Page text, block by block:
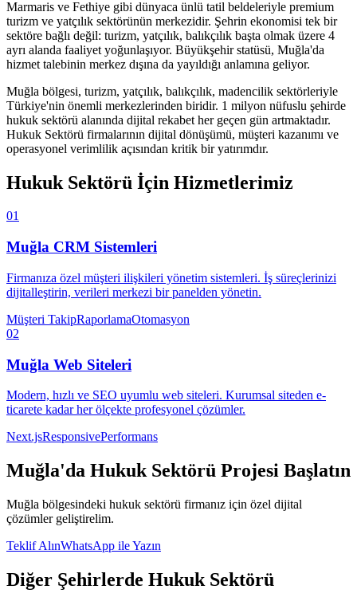
Marmaris ve Fethiye gibi dünyaca ünlü tatil beldeleriyle premium
turizm ve yatçılık sektörünün merkezidir. Şehrin ekonomisi tek bir
sektöre bağlı değil: turizm, yatçılık, balıkçılık başta olmak üzere 4
ayrı alanda faaliyet yoğunlaşıyor. Büyükşehir statüsü, Muğla'da
hizmet talebinin merkez dışına da yayıldığı anlamına geliyor.
Muğla bölgesi, turizm, yatçılık, balıkçılık, madencilik sektörleriyle
Türkiye'nin önemli merkezlerinden biridir. 1 milyon nüfuslu şehirde
hukuk sektörü alanında dijital rekabet her geçen gün artmaktadır.
Hukuk Sektörü firmalarının dijital dönüşümü, müşteri kazanımı ve
operasyonel verimlilik açısından kritik bir yatırımdır.
Hukuk Sektörü İçin Hizmetlerimiz
01
Muğla CRM Sistemleri
Firmanıza özel müşteri ilişkileri yönetim sistemleri. İş süreçlerinizi
dijitalleştirin, verileri merkezi bir panelden yönetin.
Müşteri TakipRaporlamaOtomasyon
02
Muğla Web Siteleri
Modern, hızlı ve SEO uyumlu web siteleri. Kurumsal siteden e-
ticarete kadar her ölçekte profesyonel çözümler.
Next.jsResponsivePerformans
Muğla'da Hukuk Sektörü Projesi Başlatın
Muğla bölgesindeki hukuk sektörü firmanız için özel dijital
çözümler geliştirelim.
Teklif AlınWhatsApp ile Yazın
Diğer Şehirlerde Hukuk Sektörü